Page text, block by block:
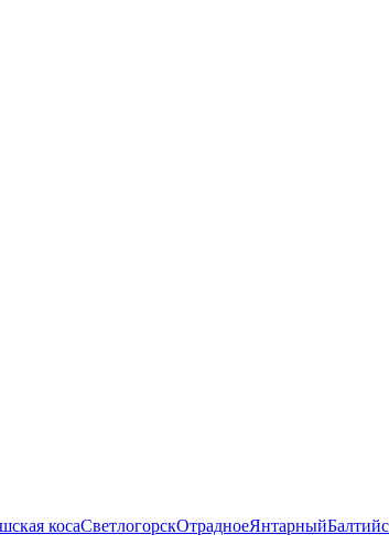
косаСветлогорскОтрадноеЯнтарный